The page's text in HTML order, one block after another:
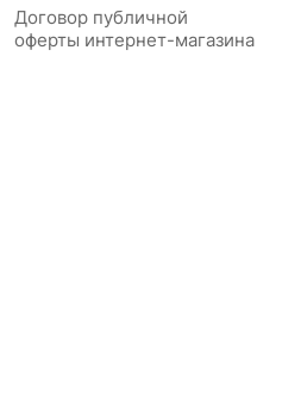
Договор публичной
оферты интернет-магазина